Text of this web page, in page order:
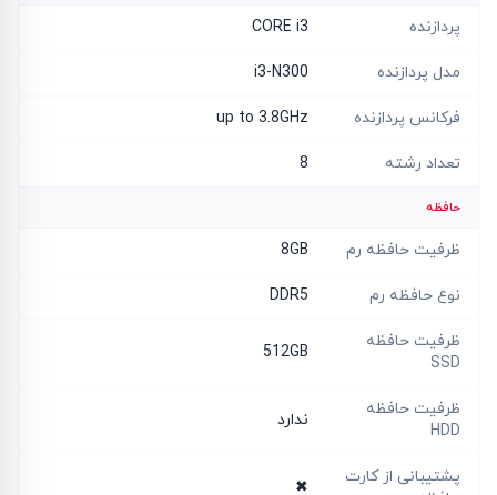
پردازنده CORE i3
مدل پردازنده i3-N300
فرکانس پردازنده up to 3.8GHz
تعداد رشته 8
حافظه
ظرفیت حافظه رم 8GB
نوع حافظه رم DDR5
ظرفیت حافظه
SSD
512GB
ظرفیت حافظه
HDD
ندارد
پشتیبانی از کارت
✖